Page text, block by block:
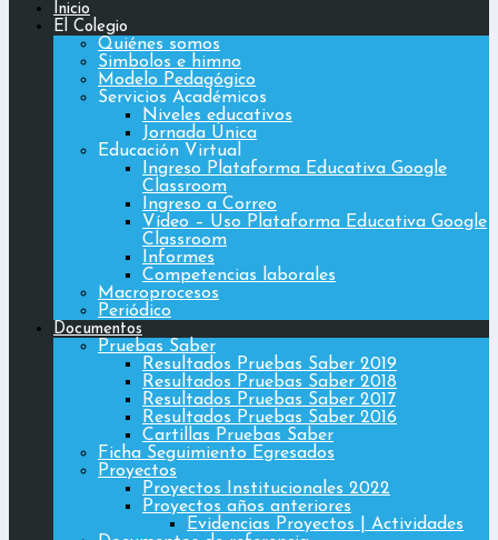
Inicio
El Colegio
Quiénes somos
Simbolos e himno
Modelo Pedagógico
Servicios Académicos
Niveles educativos
Jornada Única
Educación Virtual
Ingreso Plataforma Educativa Google
Classroom
Ingreso a Correo
Vídeo – Uso Plataforma Educativa Google
Classroom
Informes
Competencias laborales
Macroprocesos
Periódico
Documentos
Pruebas Saber
Resultados Pruebas Saber 2019
Resultados Pruebas Saber 2018
Resultados Pruebas Saber 2017
Resultados Pruebas Saber 2016
Cartillas Pruebas Saber
Ficha Seguimiento Egresados
Proyectos
Proyectos Institucionales 2022
Proyectos años anteriores
Evidencias Proyectos | Actividades